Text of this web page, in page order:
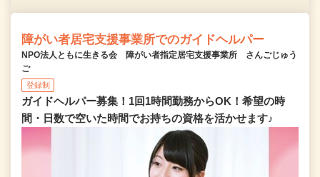
障がい者居宅支援事業所でのガイドヘルパー
NPO法人ともに生きる会 障がい者指定居宅支援事業所 さんごじゅう
ご
登録制
ガイドヘルパー募集！1回1時間勤務からOK！希望の時
間・日数で空いた時間でお持ちの資格を活かせます♪